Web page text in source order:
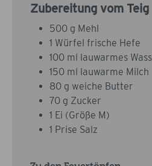
Zubereitung vom Teig
500 g Mehl
1 Würfel frische Hefe
100 ml lauwarmes
150 ml lauwarme Milch
80 g weiche Butter
70 g Zucker
1 Ei (Größe M)
1 Prise Salz